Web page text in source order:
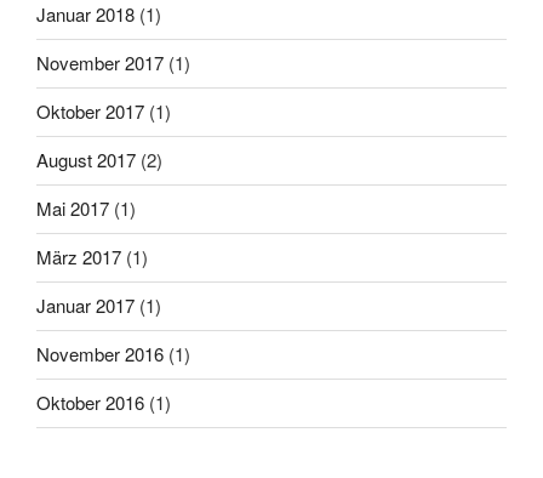
Januar 2018 (1)
November 2017 (1)
Oktober 2017 (1)
August 2017 (2)
Mai 2017 (1)
März 2017 (1)
Januar 2017 (1)
November 2016 (1)
Oktober 2016 (1)